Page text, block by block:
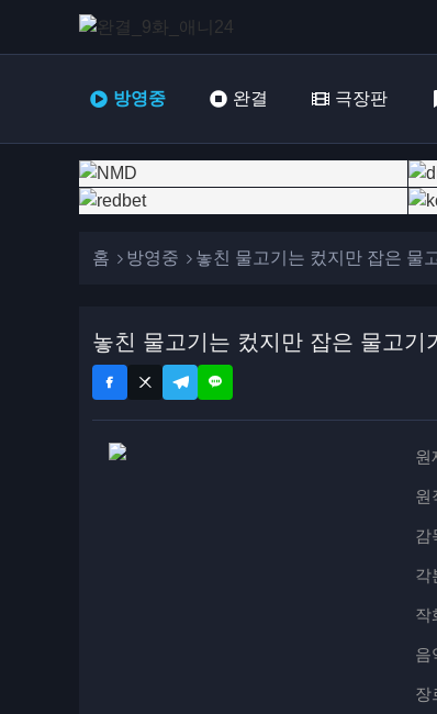
방영중 완결 극장판
홈 방영중 놓친 물고기는 컸지만 잡은 물
놓친 물고기는 컸지만 잡은 물고기
원
원
감
각
작
음
장